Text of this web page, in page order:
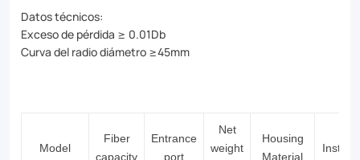
Datos técnicos:
Exceso de pérdida ≥ 0.01Db
Curva del radio diámetro ≥45mm
Model
Fiber
capacity
Entrance
port
Net
weight
Housing
Material